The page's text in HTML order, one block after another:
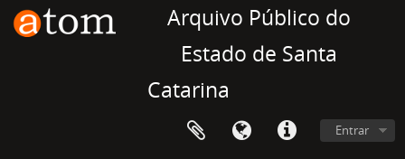
Arquivo Público do
Estado de Santa
Catarina
Entrar